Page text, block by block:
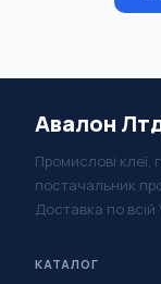
Авалон
Промислові клеї,
постачальник
Доставка по всій
КАТАЛОГ